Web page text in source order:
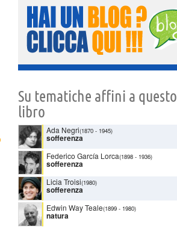
Su tematiche affini a questo
libro
Ada Negri(1870 - 1945)
sofferenza
Federico García Lorca(1898 - 1936)
sofferenza
Licia Troisi(1980)
sofferenza
Edwin Way Teale(1899 - 1980)
natura